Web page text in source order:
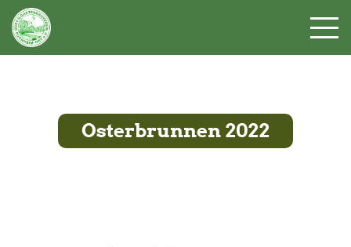
Osterbrunnen 2022